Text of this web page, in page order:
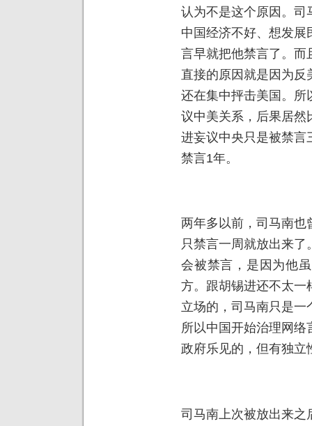
认为不是这个原因。司
中国经济不好、想发
言早就把他禁言了。而
直接的原因就是因为
还在集中抨击美国。所
议中美关系，后果居然
进妄议中央只是被禁言
禁言1年。
两年多以前，司马南也
只禁言一周就放出来
会被禁言，是因为他
方。跟胡锡进还不太一
立场的，司马南只是
所以中国开始治理网
政府乐见的，但有独立
司马南上次被放出来之